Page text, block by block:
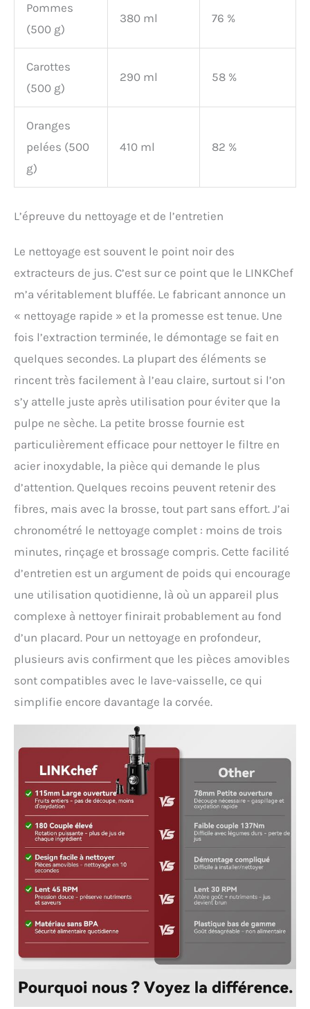
idéale pour les cuisines de
toutes tailles.
Pommes
(500 g)
380 ml 76 %
Carottes
(500 g)
290 ml 58 %
Oranges
pelées (500
g)
410 ml 82 %
L’épreuve du nettoyage et de l’entretien
Le nettoyage est souvent le point noir des
extracteurs de jus. C’est sur ce point que le LINKChef
m’a véritablement bluffée. Le fabricant annonce un
« nettoyage rapide » et la promesse est tenue. Une
fois l’extraction terminée, le démontage se fait en
quelques secondes. La plupart des éléments se
rincent très facilement à l’eau claire, surtout si l’on
s’y attelle juste après utilisation pour éviter que la
pulpe ne sèche. La petite brosse fournie est
particulièrement efficace pour nettoyer le filtre en
acier inoxydable, la pièce qui demande le plus
d’attention. Quelques recoins peuvent retenir des
fibres, mais avec la brosse, tout part sans effort. J’ai
chronométré le nettoyage complet : moins de trois
minutes, rinçage et brossage compris. Cette facilité
d’entretien est un argument de poids qui encourage
une utilisation quotidienne, là où un appareil plus
complexe à nettoyer finirait probablement au fond
d’un placard. Pour un nettoyage en profondeur,
plusieurs avis confirment que les pièces amovibles
sont compatibles avec le lave-vaisselle, ce qui
simplifie encore davantage la corvée.